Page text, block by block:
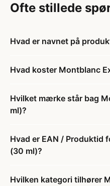
Ofte stillede
Hvad er navnet på
Hvad koster Montblanc
Hvilket mærke står bag
ml)?
Hvad er EAN / Produktid
(30 ml)?
Hvilken kategori tilhører